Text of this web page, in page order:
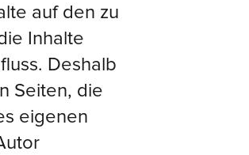
auf den zu
Inhalte
Deshalb
Seiten, die
eigenen